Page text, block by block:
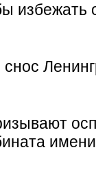
избежать